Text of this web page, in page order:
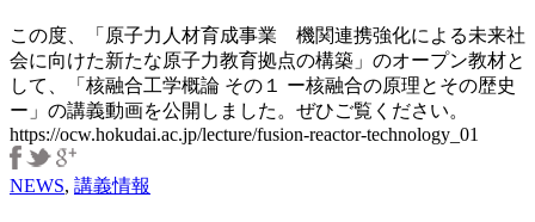
ー
プ
ン
教
材
し
この度、「原子力人材育成事業 機関連携強化による未来社
会に向けた新たな原子力教育拠点の構築」のオープン教材と
して、「核融合工学概論 その１ ー核融合の原理とその歴史
ー」の講義動画を公開しました。ぜひご覧ください。
https://ocw.hokudai.ac.jp/lecture/fusion-reactor-technology_01
NEWS, 講義情報